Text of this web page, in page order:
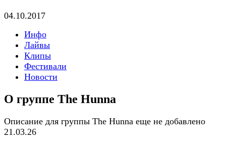
04.10.2017
Инфо
Лайвы
Клипы
Фестивали
Новости
О группе The Hunna
Описание для группы The Hunna еще не добавлено
21.03.26